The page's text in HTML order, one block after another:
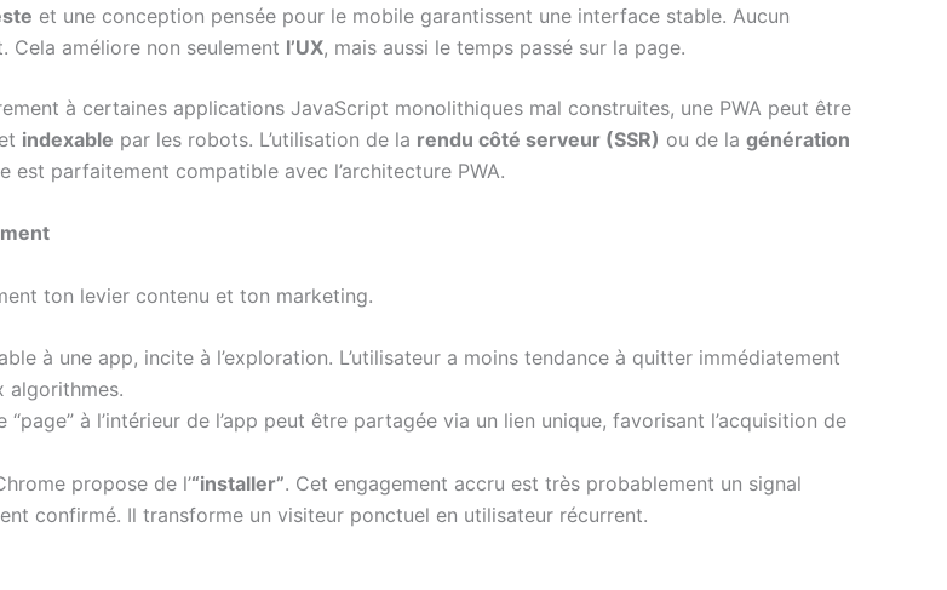
et une conception pensée pour le mobile garantissent une interface stable. Aucun
Cela améliore non seulement l’UX, mais aussi le temps passé sur la page.
à certaines applications JavaScript monolithiques mal construites, une PWA peut être
indexable par les robots. L’utilisation de la rendu côté serveur (SSR) ou de la génération
est parfaitement compatible avec l’architecture PWA.
ton levier contenu et ton marketing.
à une app, incite à l’exploration. L’utilisateur a moins tendance à quitter immédiatement
algorithmes.
“page” à l’intérieur de l’app peut être partagée via un lien unique, favorisant l’acquisition de
propose de l’“installer”. Cet engagement accru est très probablement un signal
confirmé. Il transforme un visiteur ponctuel en utilisateur récurrent.